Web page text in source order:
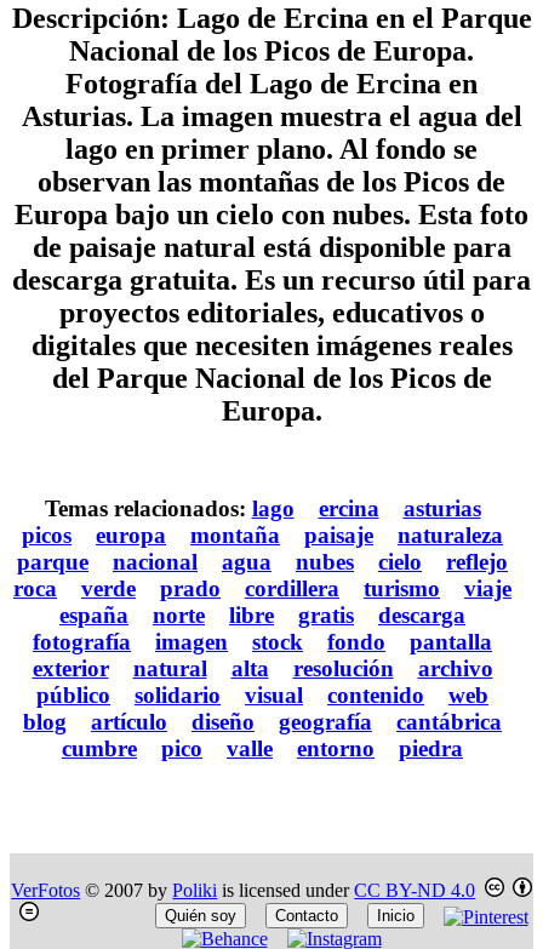
Descripción: Lago de Ercina en el Parque
Nacional de los Picos de Europa.
Fotografía del Lago de Ercina en
Asturias. La imagen muestra el agua del
lago en primer plano. Al fondo se
observan las montañas de los Picos de
Europa bajo un cielo con nubes. Esta foto
de paisaje natural está disponible para
descarga gratuita. Es un recurso útil para
proyectos editoriales, educativos o
digitales que necesiten imágenes reales
del Parque Nacional de los Picos de
Europa.
Temas relacionados: lago ercina
asturias
picos
europa montaña paisaje
naturaleza
parque
nacional agua nubes cielo
reflejo
roca
verde prado cordillera turismo
viaje
españa
norte libre gratis
descarga
fotografía
imagen stock fondo
pantalla
exterior
natural alta resolución
archivo
público
solidario visual contenido
web
blog
artículo diseño geografía
cantábrica
cumbre
pico valle entorno piedra
VerFotos © 2007 byPoliki is licensed underCC BY-ND 4.0
Quién soy Contacto Inicio